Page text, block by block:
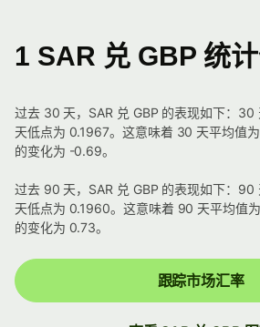
1 SAR 兑 GBP 统
过去 30 天，SAR 兑 GBP 的表现如下：
天低点为 0.1967。这意味着 30 天平均值
的变化为 -0.69。
过去 90 天，SAR 兑 GBP 的表现如下：
天低点为 0.1960。这意味着 90 天平均值
的变化为 0.73。
跟踪市场汇率